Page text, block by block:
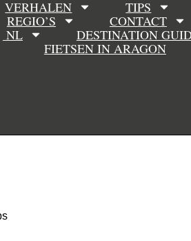
VERHALEN
TIPS
REGIO’S
CONTACT
NL
DESTINATION
FIETSEN IN ARAGON